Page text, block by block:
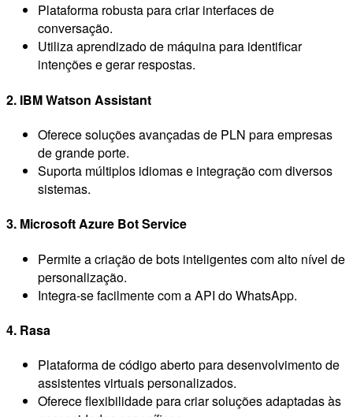
Plataforma robusta para criar interfaces de
conversação.
Utiliza aprendizado de máquina para identificar
intenções e gerar respostas.
2. IBM Watson Assistant
Oferece soluções avançadas de PLN para empresas
de grande porte.
Suporta múltiplos idiomas e integração com diversos
sistemas.
3. Microsoft Azure Bot Service
Permite a criação de bots inteligentes com alto nível de
personalização.
Integra-se facilmente com a API do WhatsApp.
4. Rasa
Plataforma de código aberto para desenvolvimento de
assistentes virtuais personalizados.
Oferece flexibilidade para criar soluções adaptadas às